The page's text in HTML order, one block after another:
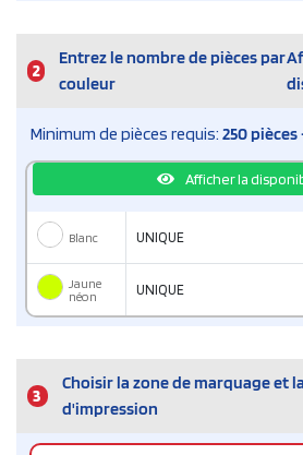
2
Entrez le nombre de pièces par
couleur
Minimum de pièces requis: 250
Afficher la
Blanc UNIQUE
Jaune
néon
UNIQUE
3
Choisir la zone de marquage et
d'impression